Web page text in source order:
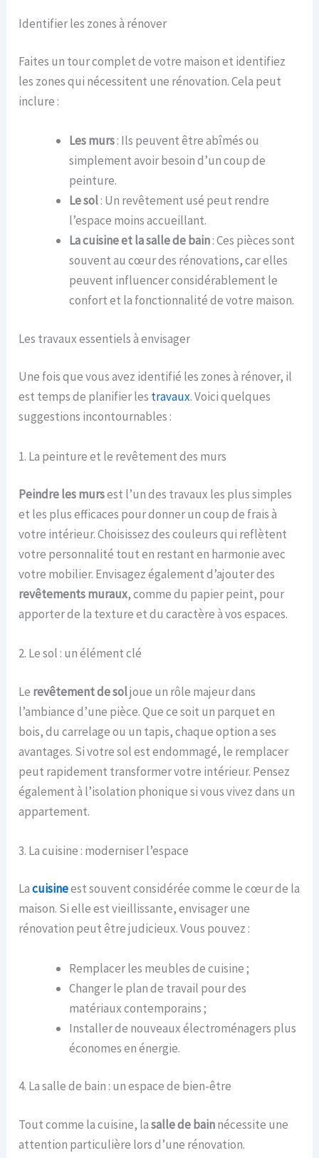
Identifier les zones à rénover
Faites un tour complet de votre maison et identifiez
les zones qui nécessitent une rénovation. Cela peut
inclure :
Les murs: Ils peuvent être abîmés ou
simplement avoir besoin d’un coup de
peinture.
Le sol: Un revêtement usé peut rendre
l’espace moins accueillant.
La cuisine et la salle de bain: Ces pièces sont
souvent au cœur des rénovations, car elles
peuvent influencer considérablement le
confort et la fonctionnalité de votre maison.
Les travaux essentiels à envisager
Une fois que vous avez identifié les zones à rénover, il
est temps de planifier les travaux. Voici quelques
suggestions incontournables :
1. La peinture et le revêtement des murs
Peindre les mursest l’un des travaux les plus simples
et les plus efficaces pour donner un coup de frais à
votre intérieur. Choisissez des couleurs qui reflètent
votre personnalité tout en restant en harmonie avec
votre mobilier. Envisagez également d’ajouter des
revêtements muraux, comme du papier peint, pour
apporter de la texture et du caractère à vos espaces.
2. Le sol : un élément clé
Le revêtement de soljoue un rôle majeur dans
l’ambiance d’une pièce. Que ce soit un parquet en
bois, du carrelage ou un tapis, chaque option a ses
avantages. Si votre sol est endommagé, le remplacer
peut rapidement transformer votre intérieur. Pensez
également à l’isolation phonique si vous vivez dans un
appartement.
3. La cuisine : moderniser l’espace
Lacuisineest souvent considérée comme le cœur de la
maison. Si elle est vieillissante, envisager une
rénovation peut être judicieux. Vous pouvez :
Remplacer les meubles de cuisine ;
Changer le plan de travail pour des
matériaux contemporains ;
Installer de nouveaux électroménagers plus
économes en énergie.
4. La salle de bain : un espace de bien-être
Tout comme la cuisine, lasalle de bainnécessite une
attention particulière lors d’une rénovation.